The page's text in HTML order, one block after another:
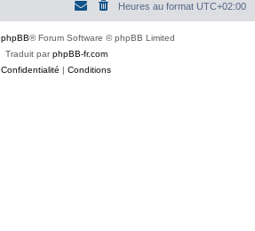
Heures au format UTC+02:00
phpBB® Forum Software © phpBB Limited
Traduit parphpBB-fr.com
Confidentialité | Conditions